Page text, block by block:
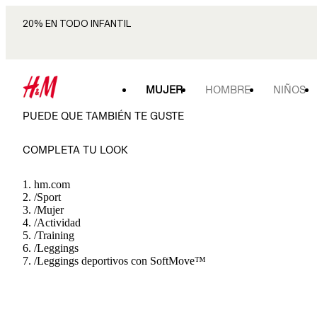
20% EN TODO INFANTIL
MUJER HOMBRE NIÑOS
PUEDE QUE TAMBIÉN TE GUSTE
COMPLETA TU LOOK
hm.com
/Sport
/Mujer
/Actividad
/Training
/Leggings
/Leggings deportivos con SoftMove™